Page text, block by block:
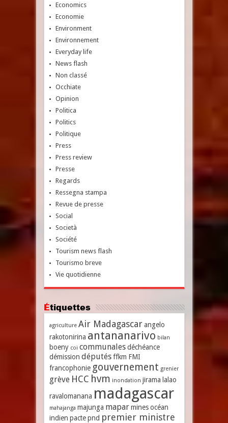
Economics
Economie
Environment
Environnement
Everyday life
News flash
Non classé
Occhiate
Opinion
Politica
Politics
Politique
Press
Press review
Presse
Regards
Ressegna stampa
Revue de presse
Social
Società
Société
Tourism news flash
Tourismo breve
Vie quotidienne
Étiquettes
agriculture Air Madagascar angelo
rakotonirina antananarivo bilan
boeny coi communales déchéance
démission députés ffkm FMI
francophonie gouvernement grenier
grève HCC hvm inondation jirama lalao
ravalomanana madagascar
mahajanga majunga mapar mines océan
indien pacte pnd premier ministre